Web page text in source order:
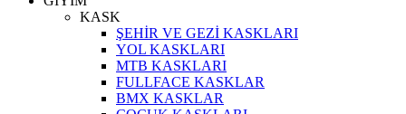
KASK
ŞEHİR VE GEZİ KASKLARI
YOL KASKLARI
MTB KASKLARI
FULLFACE KASKLAR
BMX KASKLAR